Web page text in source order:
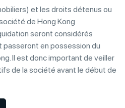
et les droits détenus ou
de Hong Kong
seront considérés
en possession du
Il est donc important de veiller
de la société avant le début de